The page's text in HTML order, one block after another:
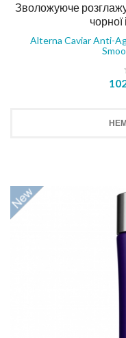
Зволожуюче
чорної
Alterna Caviar Anti-